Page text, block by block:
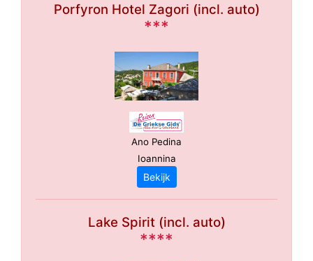
Porfyron Hotel Zagori (incl. auto)
***
Ano Pedina
Ioannina
Bekijk
Lake Spirit (incl. auto)
****